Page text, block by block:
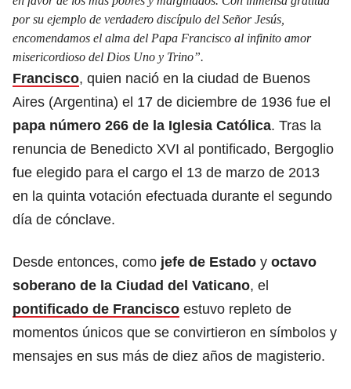
por su ejemplo de verdadero discípulo del Señor Jesús,
encomendamos el alma del Papa Francisco al infinito amor
misericordioso del Dios Uno y Trino”.
Francisco, quien nació en la ciudad de Buenos
Aires (Argentina) el 17 de diciembre de 1936 fue el
papa número 266 de la Iglesia Católica. Tras la
renuncia de Benedicto XVI al pontificado, Bergoglio
fue elegido para el cargo el 13 de marzo de 2013
en la quinta votación efectuada durante el segundo
día de cónclave.
Desde entonces, como jefe de Estado y octavo
soberano de la Ciudad del Vaticano, el
pontificado de Francisco estuvo repleto de
momentos únicos que se convirtieron en símbolos y
mensajes en sus más de diez años de magisterio.